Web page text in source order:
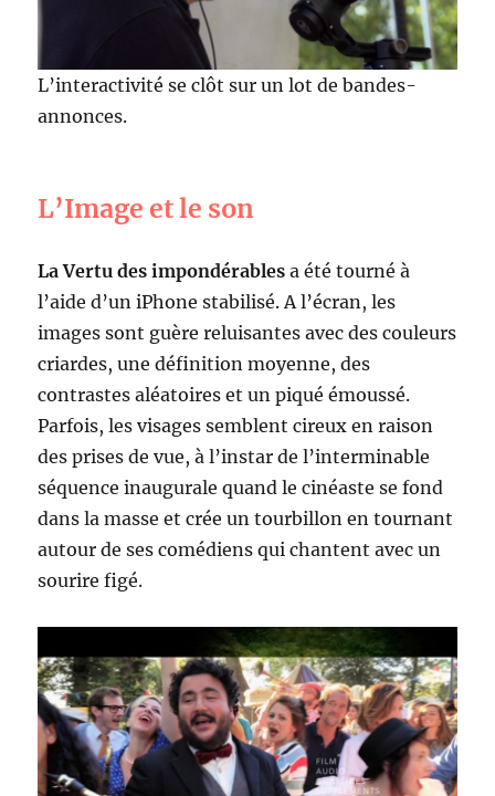
L’interactivité se clôt sur un lot de bandes-
annonces.
L’Image et le son
La Vertu des impondérables a été tourné à
l’aide d’un iPhone stabilisé. A l’écran, les
images sont guère reluisantes avec des couleurs
criardes, une définition moyenne, des
contrastes aléatoires et un piqué émoussé.
Parfois, les visages semblent cireux en raison
des prises de vue, à l’instar de l’interminable
séquence inaugurale quand le cinéaste se fond
dans la masse et crée un tourbillon en tournant
autour de ses comédiens qui chantent avec un
sourire figé.